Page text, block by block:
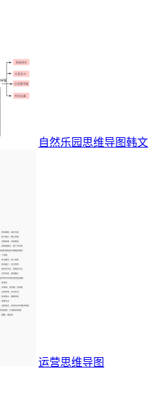
自然乐园思维导图韩文
运营思维导图